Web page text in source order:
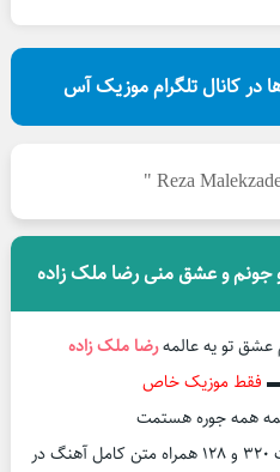
در کانال تلگرام موزیک آس
جونم و عشق منی رضا ملک زاده
عشق تو یه عالمهرضا ملک زاده
فقط موزیک خاص
همه جوره هستمت
با صدای رضا ملک زاده با دو کیفیت ۳۲۰ و ۱۲۸ همراه متن کامل آهنگ در